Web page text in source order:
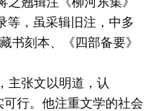
等，虽采辑旧注，中多
书刻本、《四部备要》
张文以明道，认
行。他注重文学的社会